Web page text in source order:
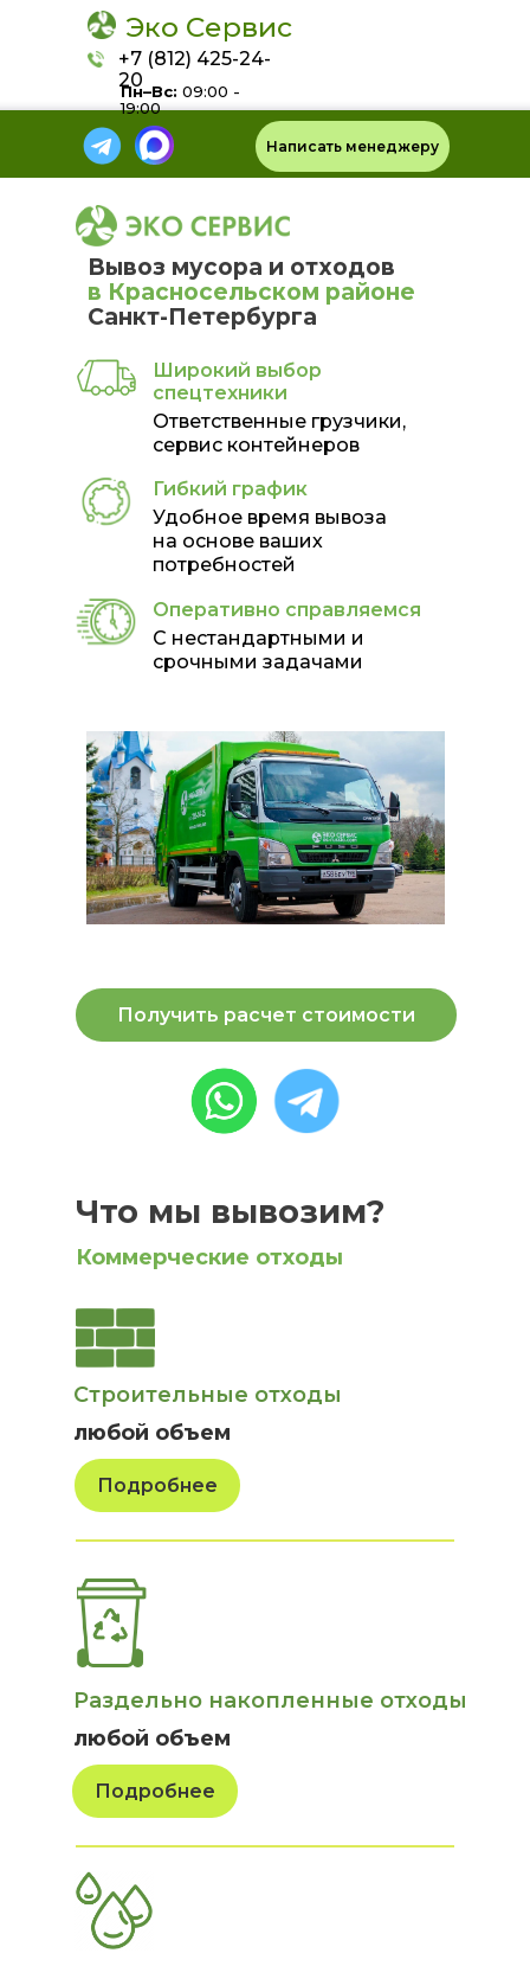
+7 (812) 425-24-
20
Пн–Вс: 09:00 -
19:00
Эко Сервис
Написать менеджеру
Вывоз мусора и отходов
в Красносельском районе
Санкт-Петербурга
Широкий выбор
спецтехники
Ответственные грузчики,
сервис контейнеров
Гибкий график
Удобное время вывоза
на основе ваших
потребностей
Оперативно справляемся
С нестандартными и
срочными задачами
Получить расчет стоимости
Что мы вывозим?
Подробнее
Подробнее
Строительные отходы
Раздельно накопленные отходы
Коммерческие отходы
любой объем
любой объем